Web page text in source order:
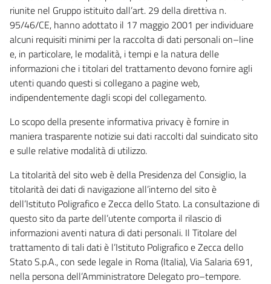
riunite nel Gruppo istituito dall’art. 29 della direttiva n.
95/46/CE, hanno adottato il 17 maggio 2001 per individuare
alcuni requisiti minimi per la raccolta di dati personali on–line
e, in particolare, le modalità, i tempi e la natura delle
informazioni che i titolari del trattamento devono fornire agli
utenti quando questi si collegano a pagine web,
indipendentemente dagli scopi del collegamento.
Lo scopo della presente informativa privacy è fornire in
maniera trasparente notizie sui dati raccolti dal suindicato sito
e sulle relative modalità di utilizzo.
La titolarità del sito web è della Presidenza del Consiglio, la
titolarità dei dati di navigazione all’interno del sito è
dell’Istituto Poligrafico e Zecca dello Stato. La consultazione di
questo sito da parte dell’utente comporta il rilascio di
informazioni aventi natura di dati personali. Il Titolare del
trattamento di tali dati è l’Istituto Poligrafico e Zecca dello
Stato S.p.A., con sede legale in Roma (Italia), Via Salaria 691,
nella persona dell’Amministratore Delegato pro–tempore.